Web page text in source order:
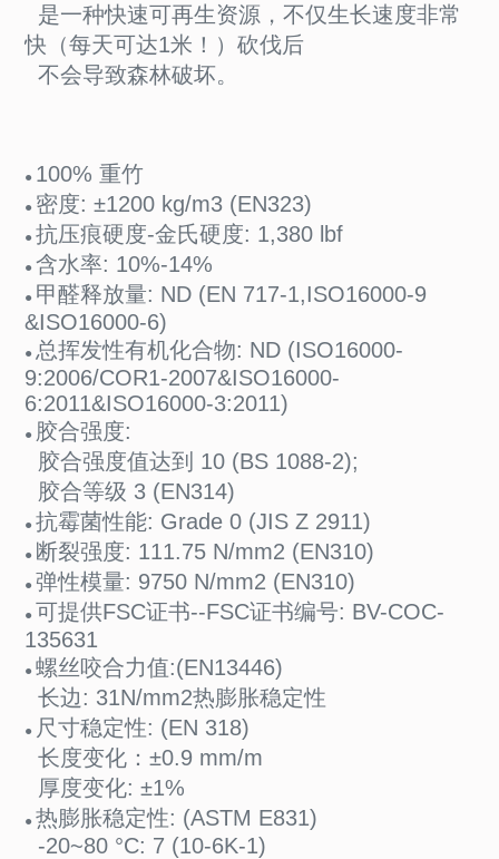
是一种快速可再生资源，不仅生长速度非常
快（每天可达1米！）砍伐后
不会导致森林破坏。
● 100% 重竹
● 密度: ±1200 kg/m3 (EN323)
●抗压痕硬度-金氏硬度: 1,380 lbf
● 含水率: 10%-14%
● 甲醛释放量: ND (EN 717-1,ISO16000-9
&ISO16000-6)
● 总挥发性有机化合物: ND (ISO16000-
9:2006/COR1-2007&ISO16000-
6:2011&ISO16000-3:2011)
● 胶合强度:
胶合强度值达到 10 (BS 1088-2);
胶合等级 3 (EN314)
● 抗霉菌性能: Grade 0 (JIS Z 2911)
● 断裂强度: 111.75 N/mm2 (EN310)
● 弹性模量: 9750 N/mm2 (EN310)
● 可提供FSC证书--FSC证书编号: BV-COC-
135631
●螺丝咬合力值:(EN13446)
长边: 31N/mm2热膨胀稳定性
● 尺寸稳定性: (EN 318)
长度变化：±0.9 mm/m
厚度变化: ±1%
●热膨胀稳定性: (ASTM E831)
-20~80 °C: 7 (10-6K-1)